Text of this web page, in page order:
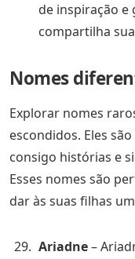
de inspiração e
compartilha
Nomes
Explorar nomes
escondidos. Eles
consigo histórias e
Esses nomes são
dar às suas filhas
Ariadne–